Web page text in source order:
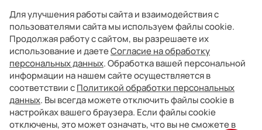
О компании
Представленные на сайте изображения автомобилей могут отличаться
от автомобилей, доступных в дилерских центрах. Отображение цветов
на экранах различных устройств может отличаться от цвета реального
автомобиля. Некоторые опции и цвета автомобиля на изображениях
могут быть не доступны в дилерских центрах.
Вся представленная на сайте информация, касающаяся автомобилей,
носит информационный характер и не является публичной офертой.
Фактические характеристики могут быть изменены в любое время. Все
Для улучшения работы сайта и взаимодействия с
пользователями сайта мы используем файлы cookie.
Продолжая работу с сайтом, вы разрешаете их
использование и даетеСогласие на обработку
персональных данных. Обработка вашей персональной
информации на нашем сайте осуществляется в
соответствии сПолитикой обработки персональных
данных. Вы всегда можете отключить файлы cookie в
настройках вашего браузера. Если файлы cookie
отключены, это может означать, что вы не сможете в